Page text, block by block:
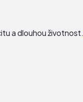
a dlouhou životnost.